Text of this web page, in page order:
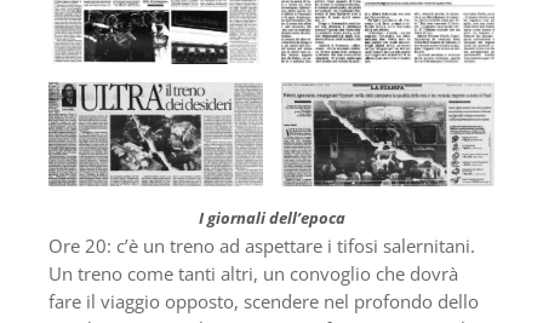
I giornali dell’epoca
Ore 20: c’è un treno ad aspettare i tifosi salernitani.
Un treno come tanti altri, un convoglio che dovrà
fare il viaggio opposto, scendere nel profondo dello